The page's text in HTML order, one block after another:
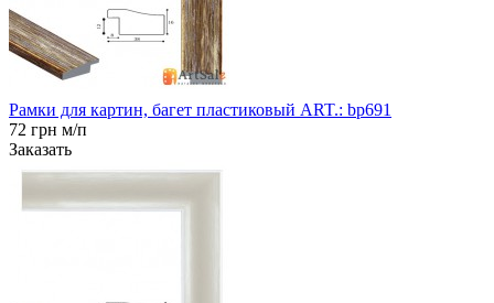
Рамки для картин, багет пластиковый ART.: bp691
72 грн м/п
Заказать